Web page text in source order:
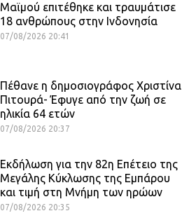
Μαϊμού επιτέθηκε και τραυμάτισε
18 ανθρώπους στην Ινδονησία
07/08/2026 20:41
Πέθανε η δημοσιογράφος Χριστίνα
Πιτουρά- Έφυγε από την ζωή σε
ηλικία 64 ετών
07/08/2026 20:37
Εκδήλωση για την 82η Επέτειο της
Μεγάλης Κύκλωσης της Εμπάρου
και τιμή στη Μνήμη των ηρώων
07/08/2026 20:35